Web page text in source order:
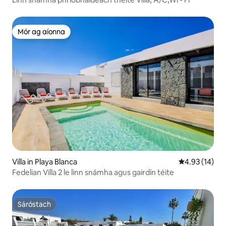
Mór ag aíonna
Mór ag aíonna
Villa in Playa Blanca Meánrátáil
4.93 (14)
Fedelian Villa 2 le linn snámha agus gairdín téite
Sáróstach
Sáróstach